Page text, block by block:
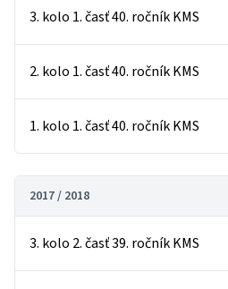
3. kolo 1. časť 40. ročník KMS
2. kolo 1. časť 40. ročník KMS
1. kolo 1. časť 40. ročník KMS
2017 / 2018
3. kolo 2. časť 39. ročník KMS